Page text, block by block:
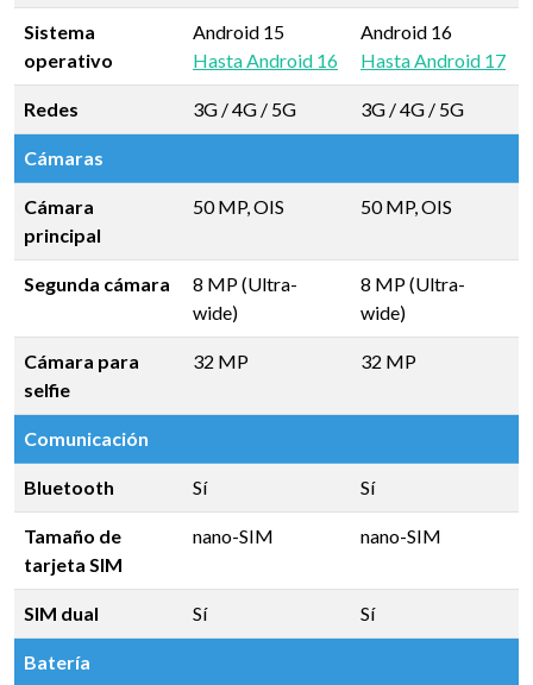
Sistema
operativo
Android 15
Hasta Android 16
Android 16
Hasta Android 17
Redes 3G / 4G / 5G 3G / 4G / 5G
Cámaras
Cámara
principal
50 MP, OIS 50 MP, OIS
Segunda cámara
8 MP (Ultra-
wide)
8 MP (Ultra-
wide)
Cámara para
selfie
32 MP 32 MP
Comunicación
Bluetooth Sí Sí
Tamaño de
tarjeta SIM
nano-SIM nano-SIM
SIM dual Sí Sí
Batería